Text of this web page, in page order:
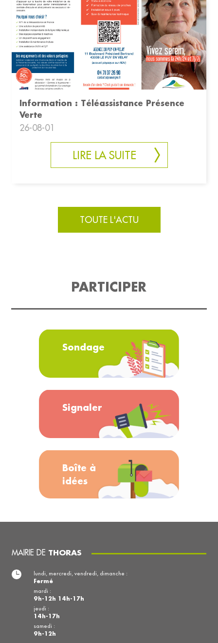
Information : Téléassistance Présence
Verte
26-08-01
LIRE LA SUITE
TOUTE L'ACTU
PARTICIPER
Sondage
Signaler
Boîte à
idées
MAIRIE DE THORAS
lundi, mercredi, vendredi, dimanche :
Fermé
mardi :
9h-12h 14h-17h
jeudi :
14h-17h
samedi :
9h-12h